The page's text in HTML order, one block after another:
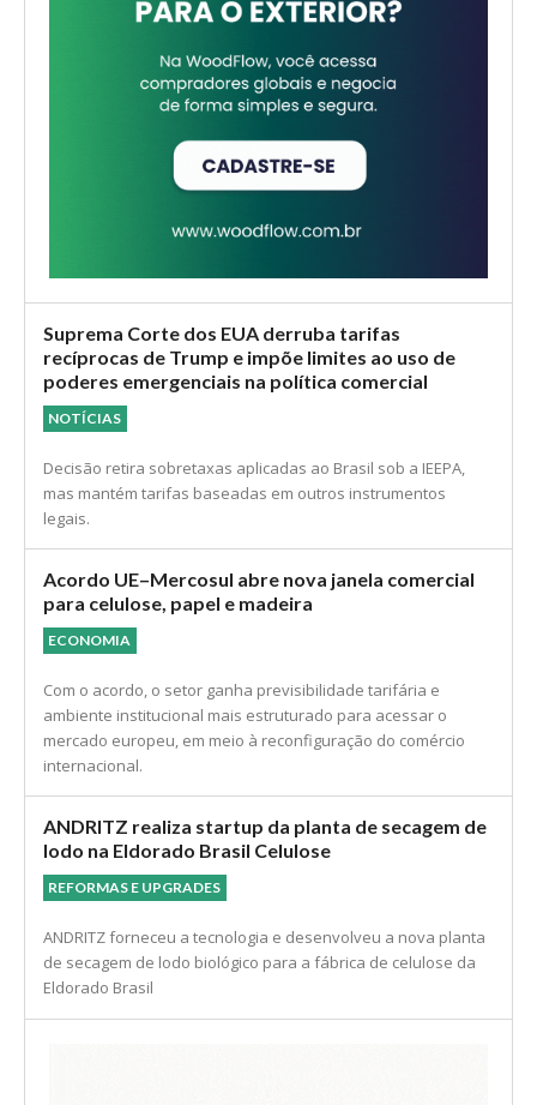
Suprema Corte dos EUA derruba tarifas
recíprocas de Trump e impõe limites ao uso de
poderes emergenciais na política comercial
NOTÍCIAS
Decisão retira sobretaxas aplicadas ao Brasil sob a IEEPA,
mas mantém tarifas baseadas em outros instrumentos
legais.
Acordo UE–Mercosul abre nova janela comercial
para celulose, papel e madeira
ECONOMIA
Com o acordo, o setor ganha previsibilidade tarifária e
ambiente institucional mais estruturado para acessar o
mercado europeu, em meio à reconfiguração do comércio
internacional.
ANDRITZ realiza startup da planta de secagem de
lodo na Eldorado Brasil Celulose
REFORMAS E UPGRADES
ANDRITZ forneceu a tecnologia e desenvolveu a nova planta
de secagem de lodo biológico para a fábrica de celulose da
Eldorado Brasil